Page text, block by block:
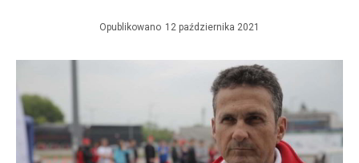
Opublikowano 12 października 2021